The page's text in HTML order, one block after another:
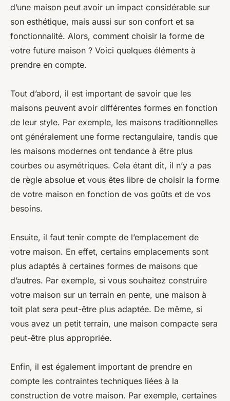
d’une maison peut avoir un impact considérable sur
son esthétique, mais aussi sur son confort et sa
fonctionnalité. Alors, comment choisir la forme de
votre future maison ? Voici quelques éléments à
prendre en compte.
Tout d’abord, il est important de savoir que les
maisons peuvent avoir différentes formes en fonction
de leur style. Par exemple, les maisons traditionnelles
ont généralement une forme rectangulaire, tandis que
les maisons modernes ont tendance à être plus
courbes ou asymétriques. Cela étant dit, il n’y a pas
de règle absolue et vous êtes libre de choisir la forme
de votre maison en fonction de vos goûts et de vos
besoins.
Ensuite, il faut tenir compte de l’emplacement de
votre maison. En effet, certains emplacements sont
plus adaptés à certaines formes de maisons que
d’autres. Par exemple, si vous souhaitez construire
votre maison sur un terrain en pente, une maison à
toit plat sera peut-être plus adaptée. De même, si
vous avez un petit terrain, une maison compacte sera
peut-être plus appropriée.
Enfin, il est également important de prendre en
compte les contraintes techniques liées à la
construction de votre maison. Par exemple, certaines